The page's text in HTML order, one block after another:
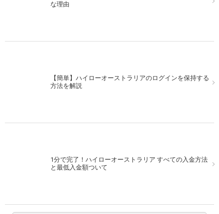
な理由
【簡単】ハイローオーストラリアのログインを保持する
方法を解説
1分で完了！ハイローオーストラリア すべての入金方法
と最低入金額ついて